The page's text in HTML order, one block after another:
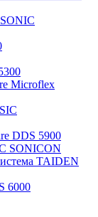
Microflex
DDS 5900
SONICON
TAIDEN
6000